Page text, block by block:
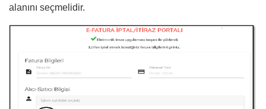
alanını seçmelidir.